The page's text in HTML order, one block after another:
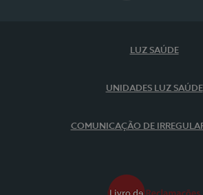
LUZ SAÚDE
UNIDADES LUZ SAÚDE
COMUNICAÇÃO DE